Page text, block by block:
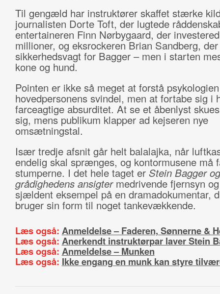
Til gengæld har instruktører skaffet stærke
journalisten Dorte Toft, der lugtede
entertaineren Finn Nørbygaard, der
millioner, og eksrockeren Brian Sandberg,
sikkerhedsvagt for Bagger – men i starten
kone og hund.
Pointen er ikke så meget at forstå
hovedpersonens svindel, men at fortabe sig i
farceagtige absurditet. At se et åbenlyst
sig, mens publikum klapper ad kejseren nye
omsætningstal.
Især tredje afsnit går helt balalajka, når
endelig skal sprænges, og kontormusene må
stumperne. I det hele taget er Stein Bagger og
grådighedens ansigter medrivende fjernsyn
sjældent eksempel på en dramadokumentar,
bruger sin form til noget tankevækkende.
Læs også: Anmeldelse – Faderen, Sønnerne &
Læs også: Anerkendt instruktørpar laver Stein
Læs også: Anmeldelse – Munken
Læs også: Ikke engang en munk kan styre